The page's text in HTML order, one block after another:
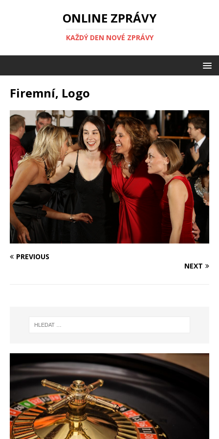
ONLINE ZPRÁVY
KAŽDÝ DEN NOVÉ ZPRÁVY
Firemní, Logo
PREVIOUS
NEXT